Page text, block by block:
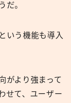
だ。
いう機能も導入
がより強まって
せて、ユーザー